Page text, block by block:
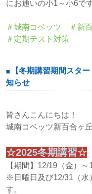
にお通いの小1～小6です
＃城南コベッツ ＃新
＃定期テスト対策
【冬期講習期間スタ
知らせ
皆さんこんにちは！
城南コベッツ新百合ヶ
☆2025冬期講習☆
【期間】12/19（金）～
※日曜日及び12/31（水
す。